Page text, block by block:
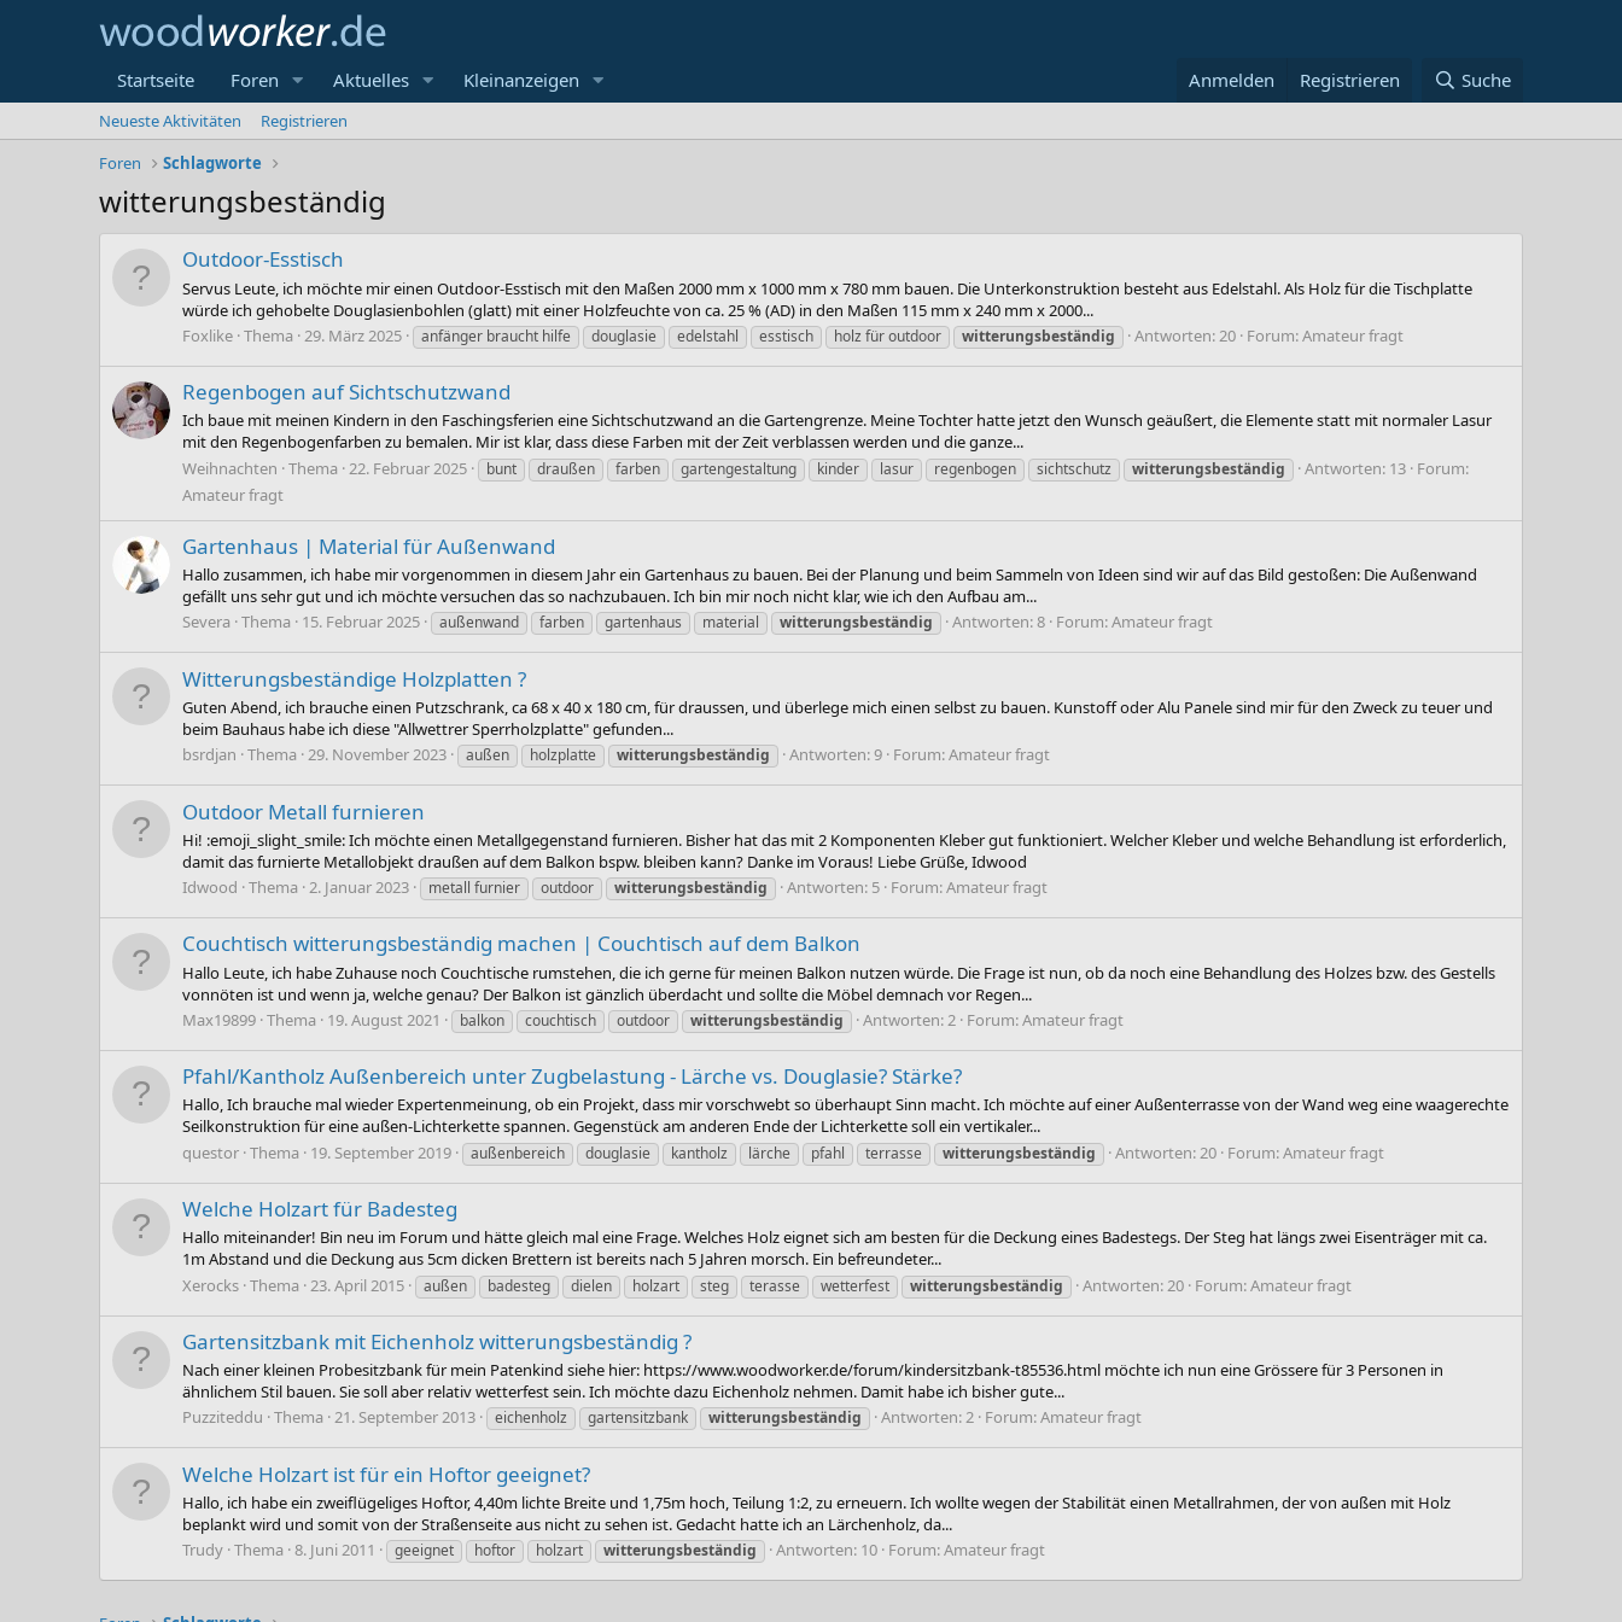
Startseite Foren Aktuelles Kleinanzeigen Anmelden Registrieren Suche
Neueste Aktivitäten
Registrieren
Foren
Schlagworte
witterungsbeständig
Outdoor-Esstisch
Servus Leute, ich möchte mir einen Outdoor-Esstisch mit den Maßen 2000 mm x 1000 mm x 780 mm bauen. Die Unterkonstruktion besteht aus Edelstahl. Als Holz für die Tischplatte
würde ich gehobelte Douglasienbohlen (glatt) mit einer Holzfeuchte von ca. 25 % (AD) in den Maßen 115 mm x 240 mm x 2000...
Foxlike Thema 29. März 2025 anfänger braucht hilfe douglasie edelstahl esstisch holz für outdoor witterungsbeständig Antworten: 20 Forum:Amateur fragt
Regenbogen auf Sichtschutzwand
Ich baue mit meinen Kindern in den Faschingsferien eine Sichtschutzwand an die Gartengrenze. Meine Tochter hatte jetzt den Wunsch geäußert, die Elemente statt mit normaler Lasur
mit den Regenbogenfarben zu bemalen. Mir ist klar, dass diese Farben mit der Zeit verblassen werden und die ganze...
Weihnachten Thema 22. Februar 2025 bunt draußen farben gartengestaltung kinder lasur regenbogen sichtschutz witterungsbeständig Antworten: 13 Forum:
Amateur fragt
Gartenhaus | Material für Außenwand
Hallo zusammen, ich habe mir vorgenommen in diesem Jahr ein Gartenhaus zu bauen. Bei der Planung und beim Sammeln von Ideen sind wir auf das Bild gestoßen: Die Außenwand
gefällt uns sehr gut und ich möchte versuchen das so nachzubauen. Ich bin mir noch nicht klar, wie ich den Aufbau am...
Severa Thema 15. Februar 2025 außenwand farben gartenhaus material witterungsbeständig Antworten: 8 Forum:Amateur fragt
Witterungsbeständige Holzplatten ?
Guten Abend, ich brauche einen Putzschrank, ca 68 x 40 x 180 cm, für draussen, und überlege mich einen selbst zu bauen. Kunstoff oder Alu Panele sind mir für den Zweck zu teuer und
beim Bauhaus habe ich diese "Allwettrer Sperrholzplatte" gefunden...
bsrdjan Thema 29. November 2023 außen holzplatte witterungsbeständig Antworten: 9 Forum:Amateur fragt
Outdoor Metall furnieren
Hi! :emoji_slight_smile: Ich möchte einen Metallgegenstand furnieren. Bisher hat das mit 2 Komponenten Kleber gut funktioniert. Welcher Kleber und welche Behandlung ist erforderlich,
damit das furnierte Metallobjekt draußen auf dem Balkon bspw. bleiben kann? Danke im Voraus! Liebe Grüße, Idwood
Idwood Thema 2. Januar 2023 metall furnier outdoor witterungsbeständig Antworten: 5 Forum:Amateur fragt
Couchtisch witterungsbeständig machen | Couchtisch auf dem Balkon
Hallo Leute, ich habe Zuhause noch Couchtische rumstehen, die ich gerne für meinen Balkon nutzen würde. Die Frage ist nun, ob da noch eine Behandlung des Holzes bzw. des Gestells
vonnöten ist und wenn ja, welche genau? Der Balkon ist gänzlich überdacht und sollte die Möbel demnach vor Regen...
Max19899 Thema 19. August 2021 balkon couchtisch outdoor witterungsbeständig Antworten: 2 Forum:Amateur fragt
Pfahl/Kantholz Außenbereich unter Zugbelastung - Lärche vs. Douglasie? Stärke?
Hallo, Ich brauche mal wieder Expertenmeinung, ob ein Projekt, dass mir vorschwebt so überhaupt Sinn macht. Ich möchte auf einer Außenterrasse von der Wand weg eine waagerechte
Seilkonstruktion für eine außen-Lichterkette spannen. Gegenstück am anderen Ende der Lichterkette soll ein vertikaler...
questor Thema 19. September 2019 außenbereich douglasie kantholz lärche pfahl terrasse witterungsbeständig Antworten: 20 Forum:Amateur fragt
Welche Holzart für Badesteg
Hallo miteinander! Bin neu im Forum und hätte gleich mal eine Frage. Welches Holz eignet sich am besten für die Deckung eines Badestegs. Der Steg hat längs zwei Eisenträger mit ca.
1m Abstand und die Deckung aus 5cm dicken Brettern ist bereits nach 5 Jahren morsch. Ein befreundeter...
Xerocks Thema 23. April 2015 außen badesteg dielen holzart steg terasse wetterfest witterungsbeständig Antworten: 20 Forum:Amateur fragt
Gartensitzbank mit Eichenholz witterungsbeständig ?
Nach einer kleinen Probesitzbank für mein Patenkind siehe hier: https://www.woodworker.de/forum/kindersitzbank-t85536.html möchte ich nun eine Grössere für 3 Personen in
ähnlichem Stil bauen. Sie soll aber relativ wetterfest sein. Ich möchte dazu Eichenholz nehmen. Damit habe ich bisher gute...
Puzziteddu Thema 21. September 2013 eichenholz gartensitzbank witterungsbeständig Antworten: 2 Forum:Amateur fragt
Welche Holzart ist für ein Hoftor geeignet?
Hallo, ich habe ein zweiflügeliges Hoftor, 4,40m lichte Breite und 1,75m hoch, Teilung 1:2, zu erneuern. Ich wollte wegen der Stabilität einen Metallrahmen, der von außen mit Holz
beplankt wird und somit von der Straßenseite aus nicht zu sehen ist. Gedacht hatte ich an Lärchenholz, da...
Trudy Thema 8. Juni 2011 geeignet hoftor holzart witterungsbeständig Antworten: 10 Forum:Amateur fragt